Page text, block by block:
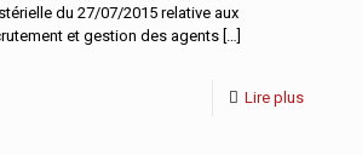
du 27/07/2015 relative aux
et gestion des agents […]
Lire plus